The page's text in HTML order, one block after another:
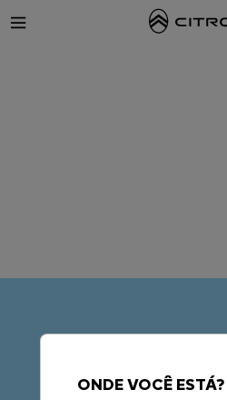
ONDE VOCÊ ESTÁ?
Menu Citroën